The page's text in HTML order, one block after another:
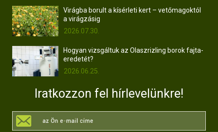
Virágba borult a kísérleti kert – vetőmagoktól
a virágzásig
2026.07.30.
Hogyan vizsgáltuk az Olaszrizling borok fajta-
eredetét?
2026.06.25.
Iratkozzon fel hírlevelünkre!